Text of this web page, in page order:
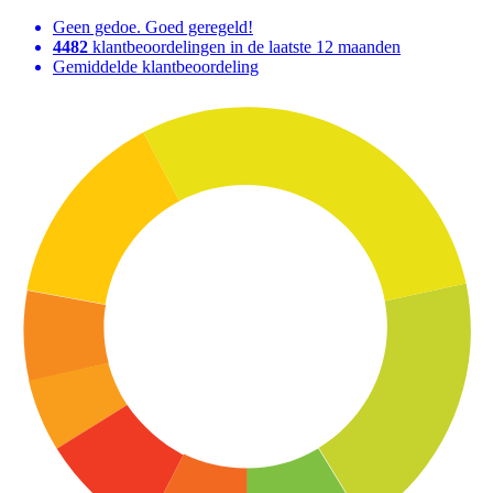
Geen gedoe. Goed geregeld!
4482 klantbeoordelingen in de laatste 12 maanden
Gemiddelde klantbeoordeling